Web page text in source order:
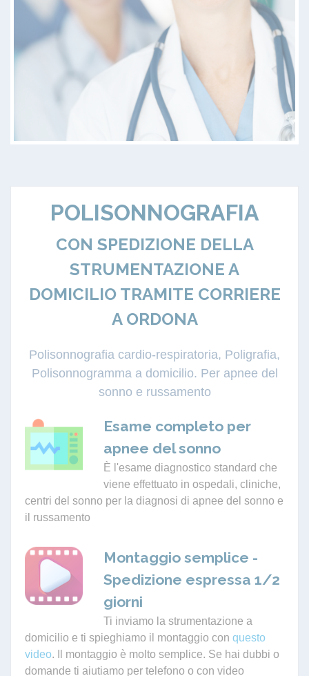
POLISONNOGRAFIA
CON SPEDIZIONE DELLA
STRUMENTAZIONE A
DOMICILIO TRAMITE CORRIERE
A ORDONA
Polisonnografia cardio-respiratoria, Poligrafia,
Polisonnogramma a domicilio. Per apnee del
sonno e russamento
Esame completo per
apnee del sonno
È l'esame diagnostico standard che
viene effettuato in ospedali, cliniche,
centri del sonno per la diagnosi di apnee del sonno e
il russamento
Montaggio semplice -
Spedizione espressa 1/2
giorni
Ti inviamo la strumentazione a
domicilio e ti spieghiamo il montaggio con questo
video. Il montaggio è molto semplice. Se hai dubbi o
domande ti aiutiamo per telefono o con video